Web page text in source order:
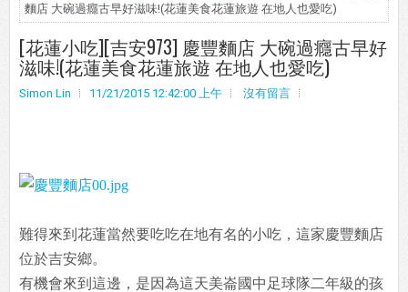
麵店 大碗過癮古早好滋味!(花蓮美食花蓮旅遊 在地人也愛吃)
[花蓮小吃][吉安973] 慶豐麵店 大碗過癮古早好
滋味!(花蓮美食花蓮旅遊 在地人也愛吃)
Simon Lin 11/21/2015 12:42:00 上午 沒有留言
難得來到花蓮當然要吃吃在地有名的小吃，這家慶豐麵店
位於吉安鄉。
有機會來到這邊，是因為這天美崙國中足球隊二年級的孩